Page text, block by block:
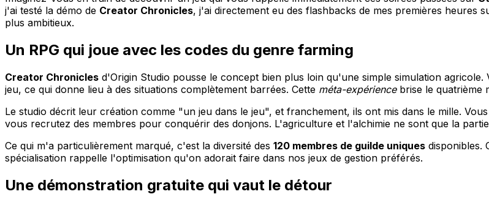
j'ai testé la démo de Creator Chronicles, j'ai directement eu des flashbacks de mes premières
plus ambitieux.
Un RPG qui joue avec les codes du genre farming
Creator Chronicles d'Origin Studio pousse le concept bien plus loin qu'une simple simulation
jeu, ce qui donne lieu à des situations complètement barrées. Cette méta-expériencebrise le quatrième
Le studio décrit leur création comme "un jeu dans le jeu", et franchement, ils ont mis dans le mille.
vous recrutez des membres pour conquérir des donjons. L'agriculture et l'alchimie ne sont que la
Ce qui m'a particulièrement marqué, c'est la diversité des 120 membres de guilde uniques disponibles.
spécialisation rappelle l'optimisation qu'on adorait faire dans nos jeux de gestion préférés.
Une démonstration gratuite qui vaut le détour